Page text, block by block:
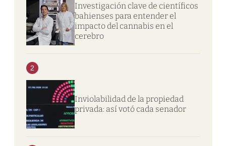
Investigación clave de científicos
bahienses para entender el
impacto del cannabis en el
cerebro
2
Inviolabilidad de la propiedad
privada: así votó cada senador